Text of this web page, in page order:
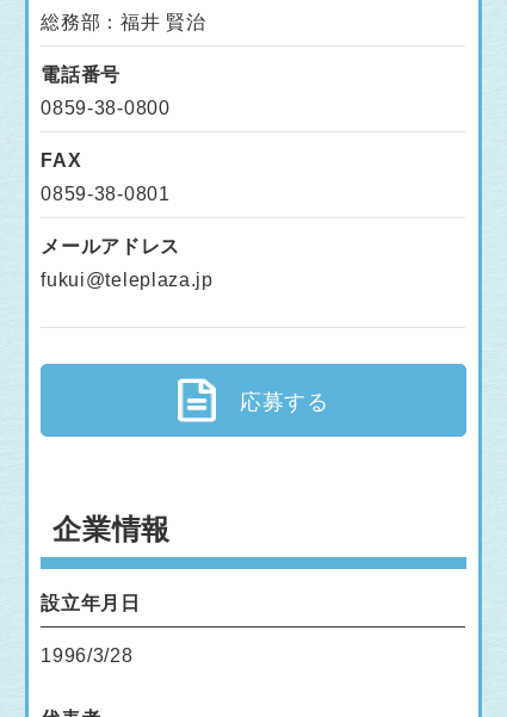
総務部：福井 賢治
電話番号
0859-38-0800
FAX
0859-38-0801
メールアドレス
fukui@teleplaza.jp
応募する
企業情報
設立年月日
1996/3/28